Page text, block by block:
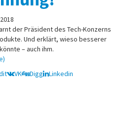
der Präsident des Tech-Konzerns
Und erklärt, wieso besserer
– auch ihm.
VK Digg Linkedin